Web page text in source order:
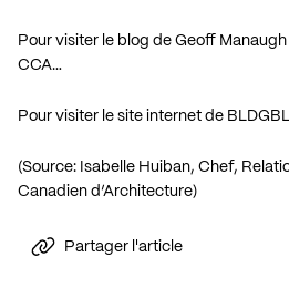
Pour visiter le blog de Geoff
CCA…
Pour visiter le site internet de
(Source: Isabelle Huiban, Chef,
Canadien d’Architecture)
Partager l'article